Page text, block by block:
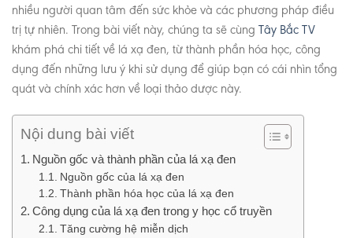
nhiều người quan tâm đến sức khỏe và các phương pháp điều
trị tự nhiên. Trong bài viết này, chúng ta sẽ cùng Tây Bắc TV
khám phá chi tiết về lá xạ đen, từ thành phần hóa học, công
dụng đến những lưu ý khi sử dụng để giúp bạn có cái nhìn tổng
quát và chính xác hơn về loại thảo dược này.
Nội dung bài viết
Nguồn gốc và thành phần của lá xạ đen
Nguồn gốc của lá xạ đen
Thành phần hóa học của lá xạ đen
Công dụng của lá xạ đen trong y học cổ truyền
Tăng cường hệ miễn dịch